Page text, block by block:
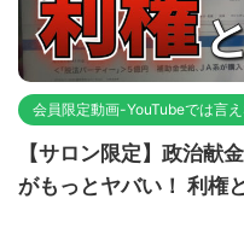
会員限定動画-YouTubeでは言
【サロン限定】政治献
がもっとヤバい！ 利権